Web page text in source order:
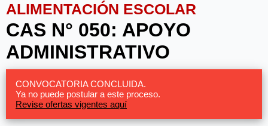
ALIMENTACIÓN ESCOLAR
CAS N° 050: APOYO
ADMINISTRATIVO
CONVOCATORIA CONCLUIDA.
Ya no puede postular a este proceso.
Revise ofertas vigentes aquí